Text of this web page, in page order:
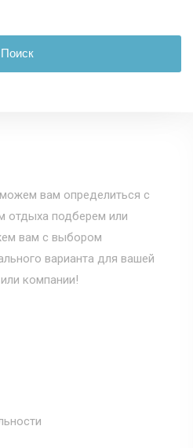
Поиск
вам определиться с
отдыха подберем или
вам с выбором
варианта для вашей
компании!